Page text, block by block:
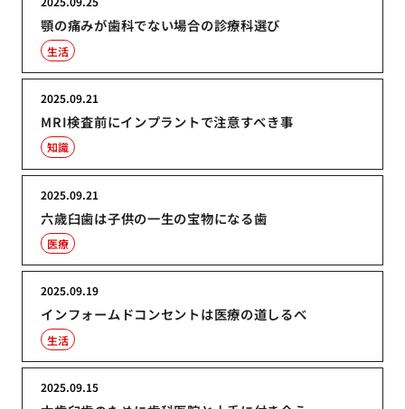
顎の痛みが歯科でない場合の診療科選び
生活
MRI検査前にインプラントで注意すべき事
2025.09.21
知識
六歳臼歯は子供の一生の宝物になる歯
2025.09.21
医療
インフォームドコンセントは医療の道しるべ
2025.09.19
生活
2025.09.15